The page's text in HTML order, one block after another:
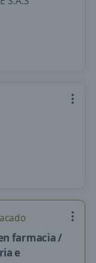
farmacia /
e